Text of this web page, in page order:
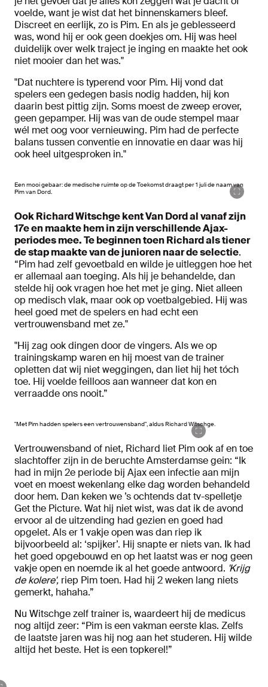
voelde, want je wist dat het binnenskamers bleef.
Discreet en eerlijk, zo is Pim. En als je geblesseerd
was, wond hij er ook geen doekjes om. Hij was heel
duidelijk over welk traject je inging en maakte het ook
niet mooier dan het was."
"Dat nuchtere is typerend voor Pim. Hij vond dat
spelers een gedegen basis nodig hadden, hij kon
daarin best pittig zijn. Soms moest de zweep erover,
geen gepamper. Hij was van de oude stempel maar
wél met oog voor vernieuwing. Pim had de perfecte
balans tussen conventie en innovatie en daar was hij
ook heel uitgesproken in."
Een mooi gebaar: de medische ruimte op de Toekomst draagt per 1 juli de naam van
Pim van Dord.
Ook Richard Witschge kent Van Dord al vanaf zijn
17e en maakte hem in zijn verschillende Ajax-
periodes mee. Te beginnen toen Richard als tiener
de stap maakte van de junioren naar de selectie.
“Pim had zelf gevoetbald en wilde je uitleggen hoe het
er allemaal aan toeging. Als hij je behandelde, dan
stelde hij ook vragen hoe het met je ging. Niet alleen
op medisch vlak, maar ook op voetbalgebied. Hij was
heel goed met de spelers en had echt een
vertrouwensband met ze."
"Hij zag ook dingen door de vingers. Als we op
trainingskamp waren en hij moest van de trainer
opletten dat wij niet weggingen, dan liet hij het tóch
toe. Hij voelde feilloos aan wanneer dat kon en
verraadde ons nooit.”
"Met Pim hadden spelers een vertrouwensband", aldus Richard Witschge.
Vertrouwensband of niet, Richard liet Pim ook af en toe
slachtoffer zijn in de beruchte Amsterdamse gein: “Ik
had in mijn 2e periode bij Ajax een infectie aan mijn
voet en moest wekenlang elke dag worden behandeld
door hem. Dan keken we ’s ochtends dat tv-spelletje
Get the Picture. Wat hij niet wist, was dat ik de avond
ervoor al de uitzending had gezien en goed had
opgelet. Als er 1 vakje open was dan riep ik
bijvoorbeeld al: ‘spijker’. Hij snapte er niets van. Ik had
het goed opgebouwd en op het laatst was er nog geen
vakje open en noemde ik al het goede antwoord. 'Krijg
de kolere', riep Pim toen. Had hij 2 weken lang niets
gemerkt, hahaha.”
Nu Witschge zelf trainer is, waardeert hij de medicus
nog altijd zeer: “Pim is een vakman eerste klas. Zelfs
de laatste jaren was hij nog aan het studeren. Hij wilde
altijd het beste. Het is een topkerel!”